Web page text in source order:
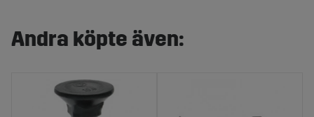
Andra köpte även: